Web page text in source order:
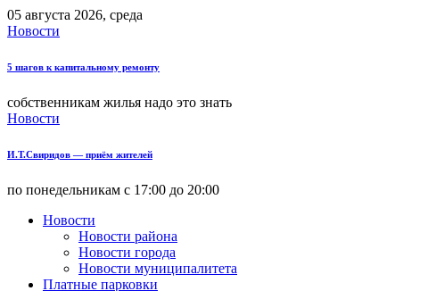
05 августа 2026, среда
Новости
5 шагов к капитальному ремонту
собственникам жилья надо это знать
Новости
И.Т.Свиридов — приём жителей
по понедельникам с 17:00 до 20:00
Новости
Новости района
Новости города
Новости муниципалитета
Платные парковки